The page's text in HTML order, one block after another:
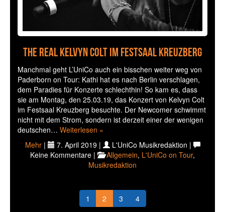
The real Kelvyn Colt im Festsaal Kreuzberg
Manchmal geht L’UniCo auch ein bisschen weiter weg von
Paderborn on Tour: Kathi hat es nach Berlin verschlagen,
dem Paradies für Konzerte schlechthin! So kam es, dass
sie am Montag, den 25.03.19, das Konzert von Kelvyn Colt
im Festsaal Kreuzberg besuchte. Der Newcomer schwimmt
nicht mit dem Strom, sondern ist derzeit einer der wenigen
deutschen… Weiterlesen »
Mehr| 7. April 2019 |
L'UniCo Musikredaktion |
Keine Kommentare |
Allgemein, L'UniCo on Tour,
Musikredaktion
1 2 3 4